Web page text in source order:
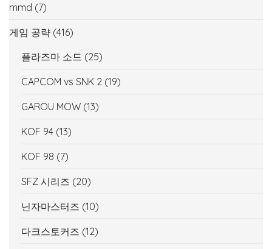
mmd (7)
게임 공략 (416)
플라즈마 소드 (25)
CAPCOM vs SNK 2 (19)
GAROU MOW (13)
KOF 94 (13)
KOF 98 (7)
SFZ 시리즈 (20)
닌자마스터즈 (10)
다크스토커즈 (12)